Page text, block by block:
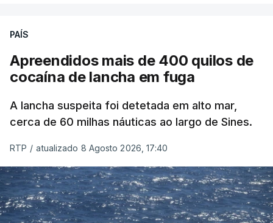
PAÍS
Apreendidos mais de 400 quilos de
cocaína de lancha em fuga
A lancha suspeita foi detetada em alto mar,
cerca de 60 milhas náuticas ao largo de Sines.
RTP / atualizado 8 Agosto 2026, 17:40